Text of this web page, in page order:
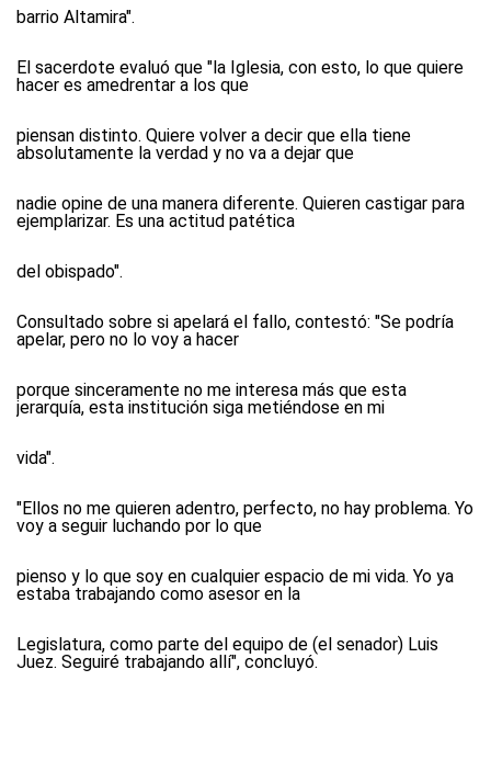
barrio Altamira".
El sacerdote evaluó que "la Iglesia, con esto, lo que quiere
hacer es amedrentar a los que
piensan distinto. Quiere volver a decir que ella tiene
absolutamente la verdad y no va a dejar que
nadie opine de una manera diferente. Quieren castigar para
ejemplarizar. Es una actitud patética
del obispado".
Consultado sobre si apelará el fallo, contestó: "Se podría
apelar, pero no lo voy a hacer
porque sinceramente no me interesa más que esta
jerarquía, esta institución siga metiéndose en mi
vida".
"Ellos no me quieren adentro, perfecto, no hay problema. Yo
voy a seguir luchando por lo que
pienso y lo que soy en cualquier espacio de mi vida. Yo ya
estaba trabajando como asesor en la
Legislatura, como parte del equipo de (el senador) Luis
Juez. Seguiré trabajando allí", concluyó.